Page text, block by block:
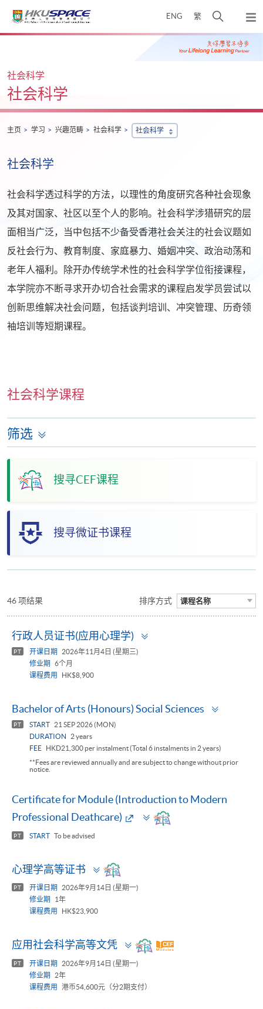
ENG 繁
开
搜
寻
弹
出
主
Main
社会科学
社会科学
主页 学习 兴趣范畴 社会科学 社会科学
社会科学
社会科学透过科学的方法，以理性的角度研究各种社会现象
及其对国家、社区以至个人的影响。社会科学涉猎研究的层
面相当广泛，当中包括不少备受香港社会关注的社会议题如
反社会行为、教育制度、家庭暴力、婚姻冲突、政治动荡和
老年人福利。除开办传统学术性的社会科学学位衔接课程，
本学院亦不断寻求开办切合社会需求的课程启发学员尝试以
创新思维解决社会问题，包括谈判培训、冲突管理、历奇领
袖培训等短期课程。
社会科学课程
筛选
搜寻CEF课程
搜寻微证书课程
46 项结果 排序方式 课程名称
行政人员证书(应用心理学)
PT 开课日期
2026年11月4日 (星期三)
修业期
6个月
课程费用
HK$8,900
Bachelor of Arts (Honours) Social Sciences
PT START
21 SEP 2026 (MON)
DURATION
2 years
FEE
HKD21,300 per instalment (Total 6 instalments in 2 years)
**Fees are reviewed annually and are subject to change without prior
notice.
Certificate for Module (Introduction to Modern
Professional Deathcare)
Toggle
panel
PT START To be advised
心理学高等证书
Toggle
panel
PT 开课日期
2026年9月14日 (星期一)
修业期
1年
课程费用
HK$23,900
应用社会科学高等文凭
Toggle
panel
PT 开课日期
2026年9月14日 (星期一)
修业期
2年
课程费用
港币54,600元（分2期支付）